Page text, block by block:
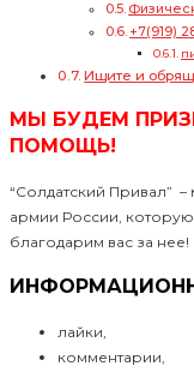
+7(919)
Ищите и
МЫ БУДЕМ
ПОМОЩЬ!
“Солдатский Привал”
армии России, которую
благодарим вас за нее!
лайки,
комментарии,